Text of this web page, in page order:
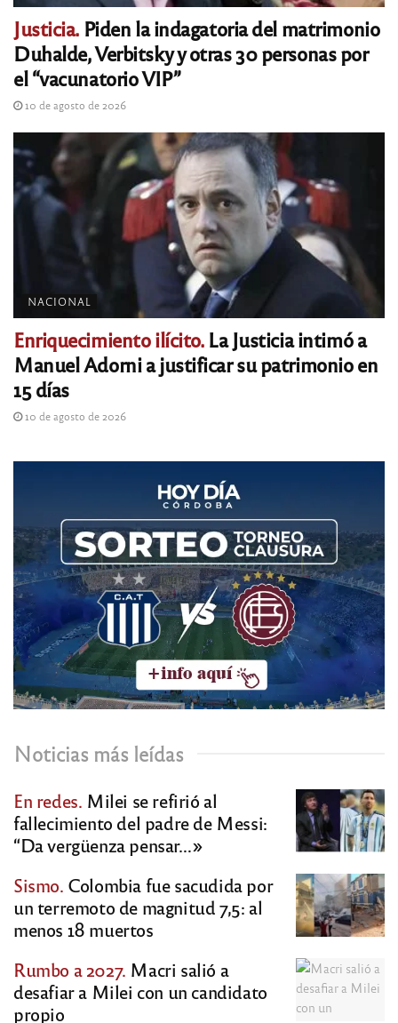
Justicia. Piden la indagatoria del matrimonio
Duhalde, Verbitsky y otras 30 personas por
el “vacunatorio VIP”
10 de agosto de 2026
NACIONAL
Enriquecimiento ilícito.La Justicia intimó a
Manuel Adorni a justificar su patrimonio en
15 días
10 de agosto de 2026
Noticias más leídas
En redes. Milei se refirió al
fallecimiento del padre de Messi:
“Da vergüenza pensar…»
Sismo. Colombia fue sacudida por
un terremoto de magnitud 7,5: al
menos 18 muertos
Rumbo a 2027. Macri salió a
desafiar a Milei con un candidato
propio